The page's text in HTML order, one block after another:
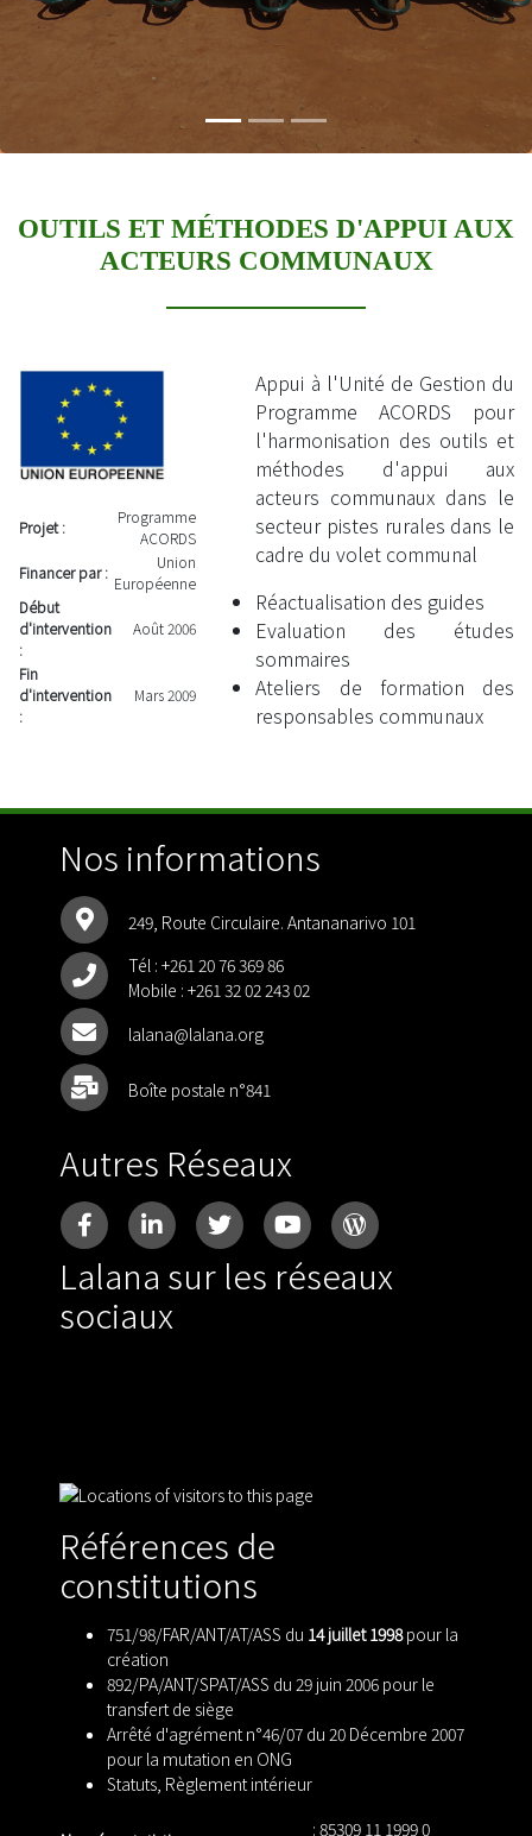
OUTILS ET MÉTHODES D'APPUI AUX
ACTEURS COMMUNAUX
Projet :
Programme
ACORDS
Financer par :
Union
Européenne
Début
d'intervention
:
Août 2006
Fin
d'intervention
:
Mars 2009
Appui à l'Unité de Gestion du
Programme ACORDS pour
l'harmonisation des outils et
méthodes d'appui aux
acteurs communaux dans le
secteur pistes rurales dans le
cadre du volet communal
Réactualisation des guides
Evaluation des études
sommaires
Ateliers de formation des
responsables communaux
Nos informations
249, Route Circulaire. Antananarivo 101
Tél : +261 20 76 369 86
Mobile : +261 32 02 243 02
lalana@lalana.org
Boîte postale n°841
Autres Réseaux
Lalana sur les réseaux
sociaux
Références de
constitutions
751/98/FAR/ANT/AT/ASS du 14 juillet 1998pour la
création
892/PA/ANT/SPAT/ASS du 29 juin 2006 pour le
transfert de siège
Arrêté d'agrément n°46/07 du 20 Décembre 2007
pour la mutation en ONG
Statuts Règlement intérieur
: 85309 11 1999 0